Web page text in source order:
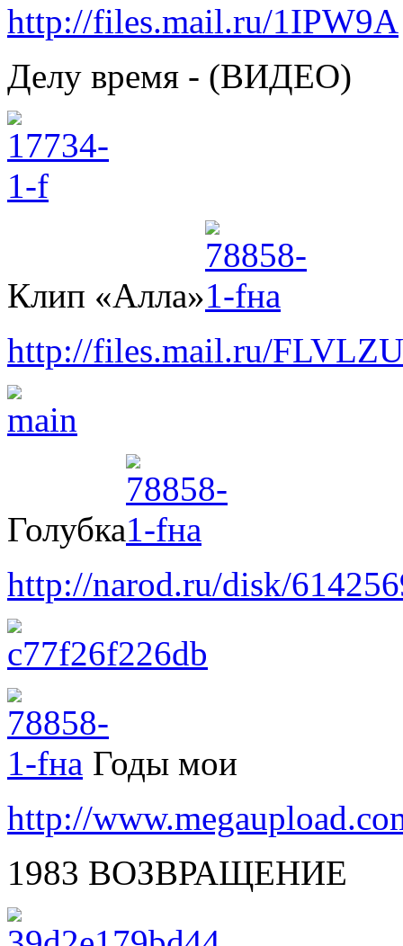
http://files.mail.ru/1IPW9A
Делу время - (ВИДЕО)
Клип «Алла»
http://files.mail.ru/FLVLZU
Голубка
http://narod.ru/disk/
Годы мои
http://
1983 ВОЗВРАЩЕНИЕ